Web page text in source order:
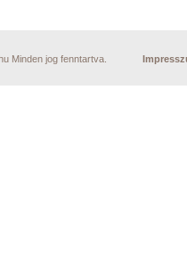
Minden jog fenntartva.